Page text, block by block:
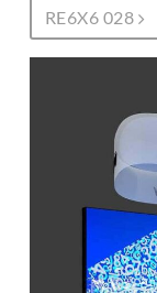
RE6X6 028